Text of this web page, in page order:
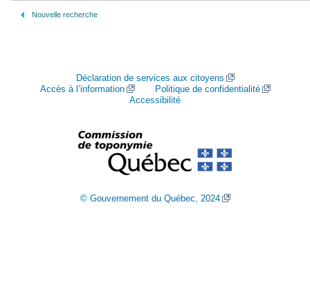
Nouvelle recherche
Déclaration de services aux citoyens
Accès à l’information
Politique de confidentialité
Accessibilité
© Gouvernement du Québec, 2024